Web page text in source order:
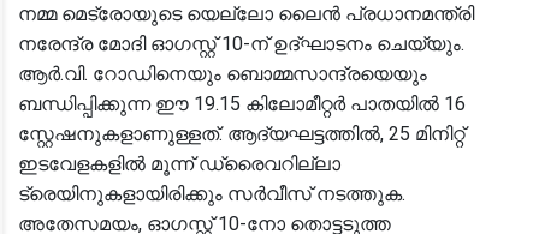
നമ്മ മെട്രോയുടെ യെല്ലോ ലൈൻ പ്രധാനമന്ത്രി
നരേന്ദ്ര മോദി ഓഗസ്റ്റ് 10-ന് ഉദ്ഘാടനം ചെയ്യും.
ആർ.വി. റോഡിനെയും ബൊമ്മസാന്ദ്രയെയും
ബന്ധിപ്പിക്കുന്ന ഈ 19.15 കിലോമീറ്റർ പാതയിൽ 16
സ്റ്റേഷനുകളാണുള്ളത്. ആദ്യഘട്ടത്തിൽ, 25 മിനിറ്റ്
ഇടവേളകളിൽ മൂന്ന് ഡ്രൈവറില്ലാ
ട്രെയിനുകളായിരിക്കും സർവീസ് നടത്തുക.
അതേസമയം, ഓഗസ്റ്റ് 10-നോ തൊട്ടടുത്ത